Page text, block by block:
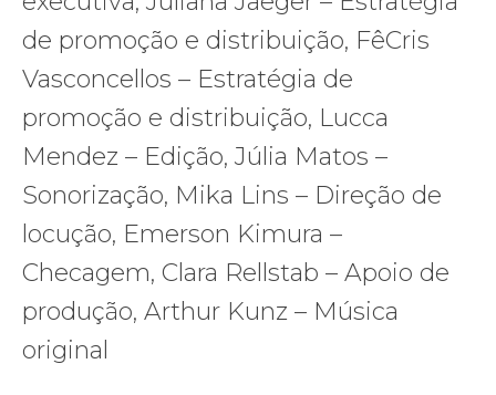
de promoção e distribuição, FêCris
Vasconcellos – Estratégia de
promoção e distribuição, Lucca
Mendez – Edição, Júlia Matos –
Sonorização, Mika Lins – Direção de
locução, Emerson Kimura –
Checagem, Clara Rellstab – Apoio de
produção, Arthur Kunz – Música
original